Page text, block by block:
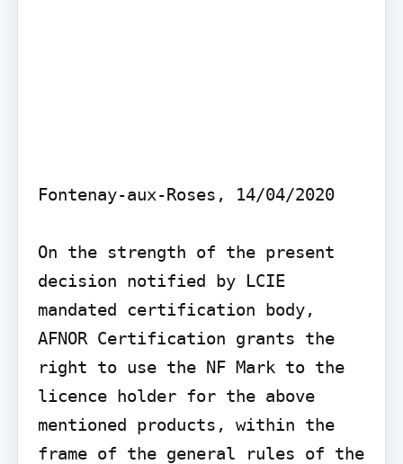
Fontenay-aux-Roses, 14/04/2020
On the strength of the present
decision notified by LCIE
mandated certification body,
AFNOR Certification grants the
right to use the NF Mark to the
licence holder for the above
mentioned products, within the
frame of the general rules of the